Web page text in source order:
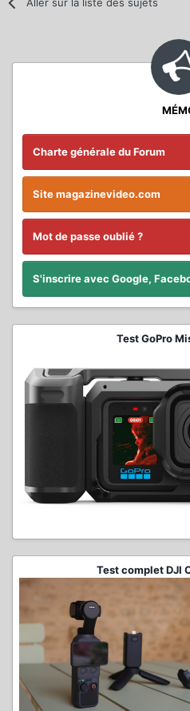
Charte générale du Forum
Site magazinevideo.com
Mot de passe oublié ?
S'inscrire avec Google,
Test GoPro
Test complet DJI